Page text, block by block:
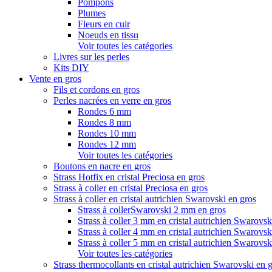
Pompons
Plumes
Fleurs en cuir
Noeuds en tissu
Voir toutes les catégories
Livres sur les perles
Kits DIY
Vente en gros
Fils et cordons en gros
Perles nacrées en verre en gros
Rondes 6 mm
Rondes 8 mm
Rondes 10 mm
Rondes 12 mm
Voir toutes les catégories
Boutons en nacre en gros
Strass Hotfix en cristal Preciosa en gros
Strass à coller en cristal Preciosa en gros
Strass à coller en cristal autrichien Swarovski en gros
Strass à collerSwarovski 2 mm en gros
Strass à coller 3 mm en cristal autrichien
Strass à coller 4 mm en cristal autrichien
Strass à coller 5 mm en cristal autrichien
Voir toutes les catégories
Strass thermocollants en cristal autrichien Swarovski en